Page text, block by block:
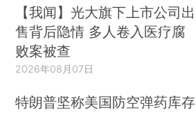
【我闻】光大旗下上市公司出
售背后隐情 多人卷入医疗腐
败案被查
2026年08月07日
特朗普坚称美国防空弹药库存